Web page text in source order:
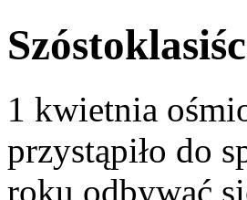
1 kwietnia
przystąpiło do
roku odbywać